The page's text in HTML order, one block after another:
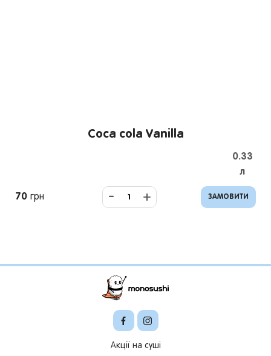
Coca cola Vanilla
0.33
л
70 грн - + ЗАМОВИТИ
Акції на суші